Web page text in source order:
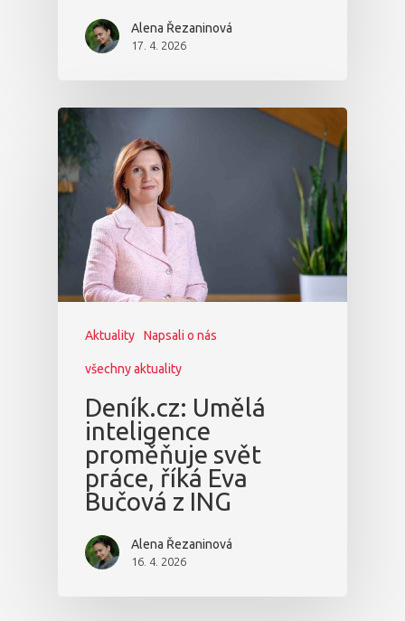
Alena Řezaninová
17. 4. 2026
Aktuality Napsali o nás
všechny aktuality
Deník.cz: Umělá
inteligence
proměňuje svět
práce, říká Eva
Bučová z ING
Alena Řezaninová
16. 4. 2026